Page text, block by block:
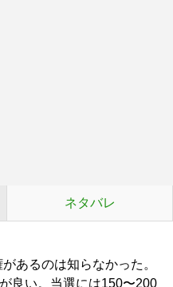
ネタバレ
あるのは知らなかった。
良い。当選には150〜200